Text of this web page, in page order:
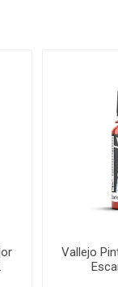
Vallejo